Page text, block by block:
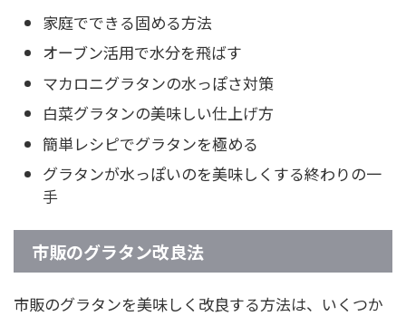
家庭でできる固める方法
オーブン活用で水分を飛ばす
マカロニグラタンの水っぽさ対策
白菜グラタンの美味しい仕上げ方
簡単レシピでグラタンを極める
グラタンが水っぽいのを美味しくする終わりの一
手
市販のグラタン改良法
市販のグラタンを美味しく改良する方法は、いくつか